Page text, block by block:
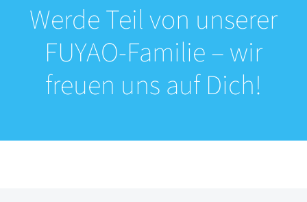
Werde Teil von unserer
FUYAO-Familie – wir
freuen uns auf Dich!